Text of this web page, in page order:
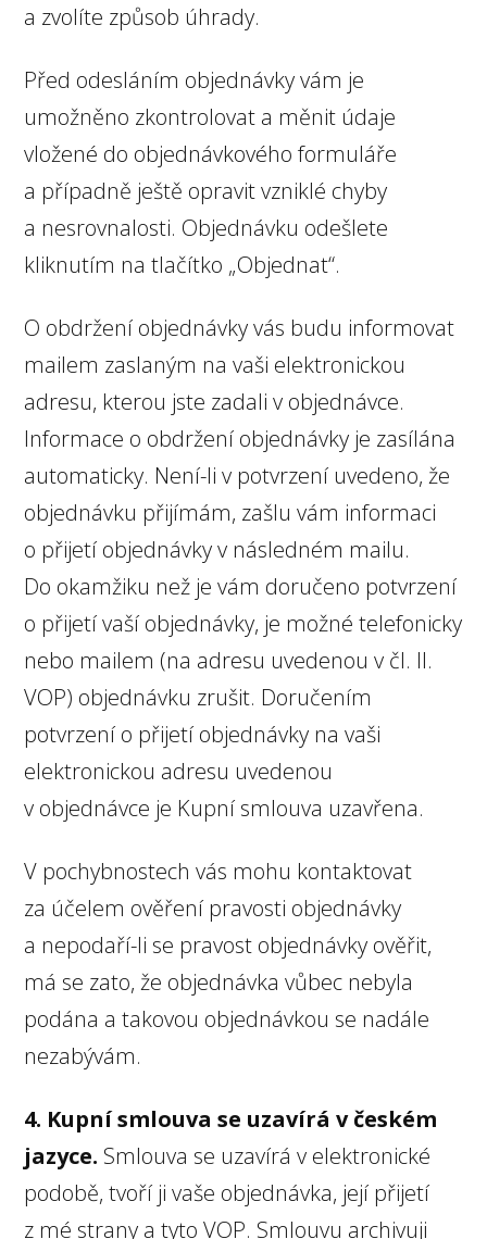
a zvolíte způsob úhrady.
Před odesláním objednávky vám je
umožněno zkontrolovat a měnit údaje
vložené do objednávkového formuláře
a případně ještě opravit vzniklé chyby
a nesrovnalosti. Objednávku odešlete
kliknutím na tlačítko „Objednat“.
O obdržení objednávky vás budu informovat
mailem zaslaným na vaši elektronickou
adresu, kterou jste zadali v objednávce.
Informace o obdržení objednávky je zasílána
automaticky. Není-li v potvrzení uvedeno, že
objednávku přijímám, zašlu vám informaci
o přijetí objednávky v následném mailu.
Do okamžiku než je vám doručeno potvrzení
o přijetí vaší objednávky, je možné telefonicky
nebo mailem (na adresu uvedenou v čl. II.
VOP) objednávku zrušit. Doručením
potvrzení o přijetí objednávky na vaši
elektronickou adresu uvedenou
v objednávce je Kupní smlouva uzavřena.
V pochybnostech vás mohu kontaktovat
za účelem ověření pravosti objednávky
a nepodaří-li se pravost objednávky ověřit,
má se zato, že objednávka vůbec nebyla
podána a takovou objednávkou se nadále
nezabývám.
4. Kupní smlouva se uzavírá v českém
jazyce. Smlouva se uzavírá v elektronické
podobě, tvoří ji vaše objednávka, její přijetí
z mé strany a tyto VOP. Smlouvu archivuji